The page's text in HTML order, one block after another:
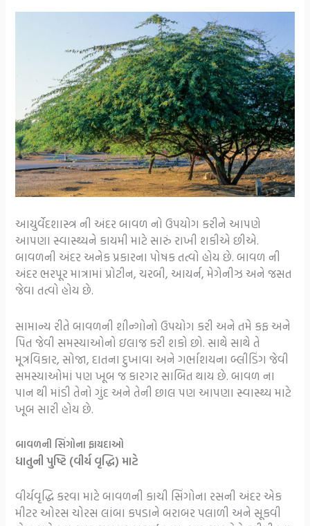
આયુર્વેદશાસ્ત્ર ની અંદર બાવળ નો ઉપયોગ કરીને આપણે
આપણા સ્વાસ્થ્યને કાયમી માટે સારું રાખી શકીએ છીએ.
બાવળની અંદર અનેક પ્રકારના પોષક તત્વો હોય છે. બાવળ ની
અંદર ભરપૂર માત્રામાં પ્રોટીન, ચરબી, આયર્ન, મેગેનીઝ અને જસત
જેવા તત્વો હોય છે.
સામાન્ય રીતે બાવળની શીન્ગોનો ઉપયોગ કરી અને તમે કફ અને
પિત જેવી સમસ્યાઓનો ઇલાજ કરી શકો છો. સાથે સાથે તે
મૂત્રવિકાર, સોજા, દાતના દુખાવા અને ગર્ભાશયના બ્લીડિંગ જેવી
સમસ્યાઓમાં પણ ખૂબ જ કારગર સાબિત થાય છે. બાવળ ના
પાન થી માંડી તેનો ગુંદ અને તેની છાલ પણ આપણા સ્વાસ્થ્ય માટે
ખૂબ સારી હોય છે.
બાવળની સિંગોના ફાયદાઓ
ધાતુની પુષ્ટિ (વીર્ય વૃદ્ધિ) માટે
વીર્યવૃદ્ધિ કરવા માટે બાવળની કાચી સિંગોના રસની અંદર એક
મીટર ઓરસ ચોરસ લાંબા કપડાને બરાબર પલાળી અને સૂકવી